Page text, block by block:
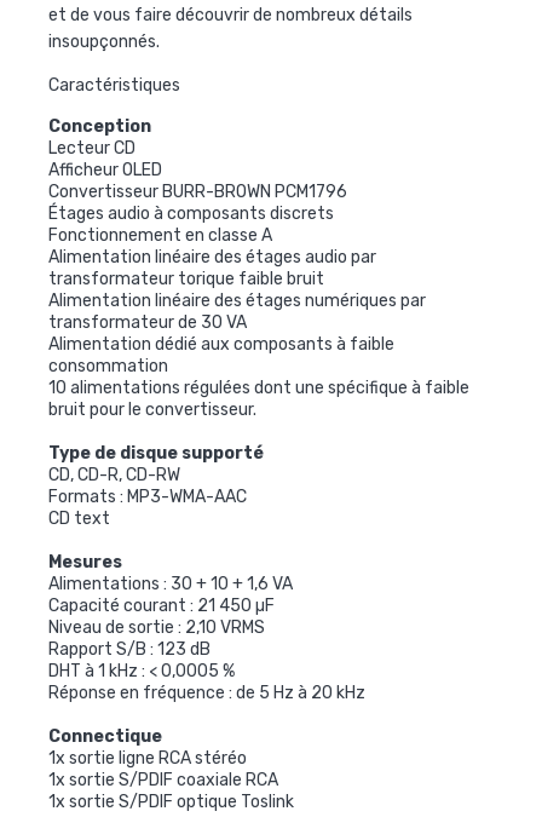
et de vous faire découvrir de nombreux détails
insoupçonnés.
Caractéristiques
Conception
Lecteur CD
Afficheur OLED
Convertisseur BURR-BROWN PCM1796
Étages audio à composants discrets
Fonctionnement en classe A
Alimentation linéaire des étages audio par
transformateur torique faible bruit
Alimentation linéaire des étages numériques par
transformateur de 30 VA
Alimentation dédié aux composants à faible
consommation
10 alimentations régulées dont une spécifique à faible
bruit pour le convertisseur.
Type de disque supporté
CD, CD-R, CD-RW
Formats : MP3-WMA-AAC
CD text
Mesures
Alimentations : 30 + 10 + 1,6 VA
Capacité courant : 21 450 µF
Niveau de sortie : 2,10 VRMS
Rapport S/B : 123 dB
DHT à 1 kHz : < 0,0005 %
Réponse en fréquence : de 5 Hz à 20 kHz
Connectique
1x sortie ligne RCA stéréo
1x sortie S/PDIF coaxiale RCA
1x sortie S/PDIF optique Toslink